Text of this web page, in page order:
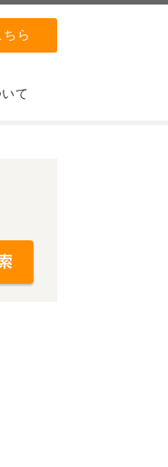
ら
て